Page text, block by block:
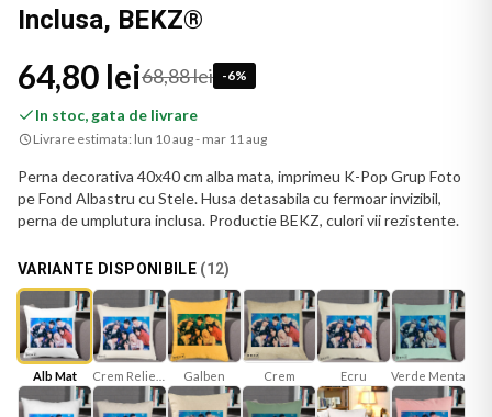
Inclusa, BEKZ®
64,80 lei68,88 lei -6%
In stoc, gata de livrare
Livrare estimata: lun 10 aug - mar 11 aug
Perna decorativa 40x40 cm alba mata, imprimeu K-Pop Grup Foto
pe Fond Albastru cu Stele. Husa detasabila cu fermoar invizibil,
perna de umplutura inclusa. Productie BEKZ, culori vii rezistente.
VARIANTE DISPONIBILE (12)
Alb Mat Galben Crem Ecru Verde Menta